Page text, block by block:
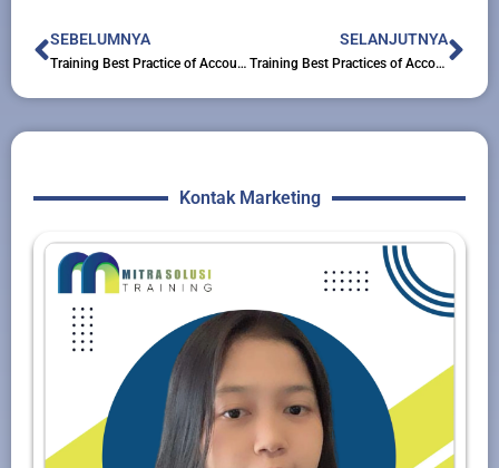
Prev
SEBELUMNYA
Training Best Practice of Accounting Control
SELANJUTNYA
Training Best Practices of Accounting Control
Kontak Marketing